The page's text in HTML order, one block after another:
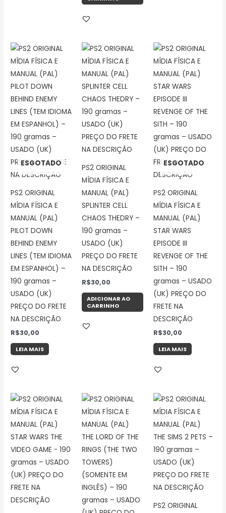
ESGOTADO
PS2 ORIGINAL
MÍDIA FÍSICA E
MANUAL (PAL)
PILOT DOWN
BEHIND ENEMY
LINES (TEM IDIOMA
EM ESPANHOL) –
190 gramas –
USADO (UK)
PREÇO DO FRETE
NA DESCRIÇÃO
R$30,00
LEIA MAIS
PS2 ORIGINAL
MÍDIA FÍSICA E
MANUAL (PAL)
SPLINTER CELL
CHAOS THEDRY –
190 gramas –
USADO (UK)
PREÇO DO FRETE
NA DESCRIÇÃO
R$30,00
ADICIONAR AO
CARRINHO
ESGOTADO
PS2 ORIGINAL
MÍDIA FÍSICA E
MANUAL (PAL)
STAR WARS
EPISODE III
REVENGE OF THE
SITH – 190
gramas – USADO
(UK) PREÇO DO
FRETE NA
DESCRIÇÃO
R$30,00
LEIA MAIS
PS2 ORIGINAL